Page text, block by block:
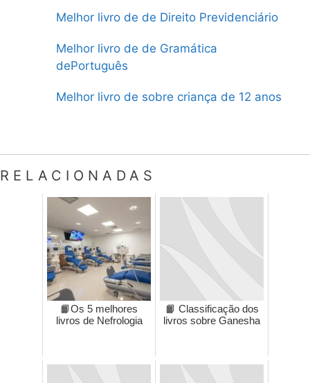
Melhor livro de de Direito Previdenciário
Melhor livro de de Gramática
dePortuguês
Melhor livro de sobre criança de 12 anos
RELACIONADAS
📙Os 5 melhores
livros de Nefrologia
📙 Classificação dos
livros sobre Ganesha